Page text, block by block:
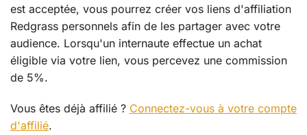
est acceptée, vous pourrez créer vos liens d'affiliation
Redgrass personnels afin de les partager avec votre
audience. Lorsqu'un internaute effectue un achat
éligible via votre lien, vous percevez une commission
de 5%.
Vous êtes déjà affilié ? Connectez-vous à votre compte
d'affilié.